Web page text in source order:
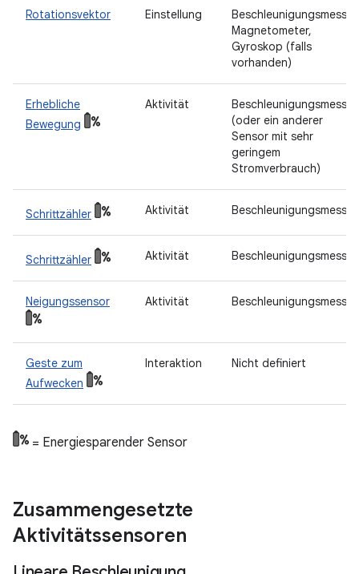
Rotationsvektor Einstellung
Beschleunigungsmesser,
Magnetometer,
Gyroskop (falls
vorhanden)
Erhebliche
Bewegung
Aktivität
Beschleunigungsmesser
(oder ein anderer
Sensor mit sehr
geringem
Stromverbrauch)
Schrittzähler Aktivität Beschleunigungsmesser
Schrittzähler Aktivität Beschleunigungsmesser
Neigungssensor Aktivität Beschleunigungsmesser
Geste zum
Aufwecken
Interaktion Nicht definiert
= Energiesparender Sensor
Zusammengesetzte
Aktivitätssensoren